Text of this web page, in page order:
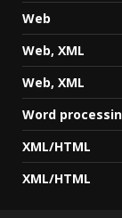
Web
Web, XML
Web, XML
Word
XML/HTML
XML/HTML